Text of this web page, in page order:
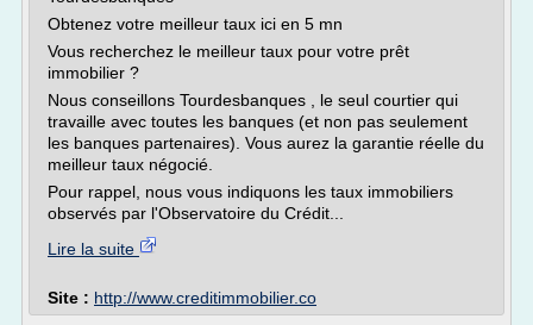
Obtenez votre meilleur taux ici en 5 mn
Vous recherchez le meilleur taux pour votre prêt
immobilier ?
Nous conseillons Tourdesbanques , le seul courtier qui
travaille avec toutes les banques (et non pas seulement
les banques partenaires). Vous aurez la garantie réelle du
meilleur taux négocié.
Pour rappel, nous vous indiquons les taux immobiliers
observés par l'Observatoire du Crédit...
Lire la suite
Site : http://www.creditimmobilier.co